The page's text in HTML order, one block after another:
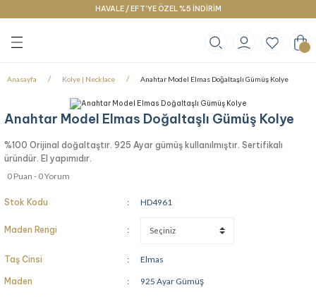
HAVALE / EFT’YE ÖZEL %5 İNDİRİM
Geri Dön
Geri Dön
Geri Dön
Anasayfa Kolye | Necklace Anahtar Model Elmas Doğaltaşlı Gümüş Kolye
Anahtar Model Elmas Doğaltaşlı Gümüş Kolye
%100 Orijinal doğaltaştır. 925 Ayar gümüş kullanılmıştır. Sertifikalı
üründür. El yapımıdır.
0 Puan - 0 Yorum
Stok Kodu HD4961
Maden Rengi
Taş Cinsi Elmas
Maden 925 Ayar Gümüş